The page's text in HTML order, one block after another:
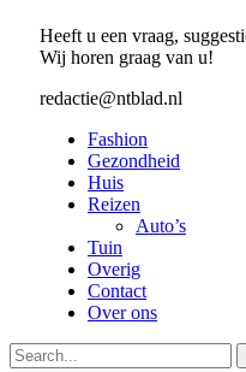
Heeft u een vraag,
Wij horen graag van u!
redactie@ntblad.nl
Fashion
Gezondheid
Huis
Reizen
Auto’s
Tuin
Overig
Contact
Over ons